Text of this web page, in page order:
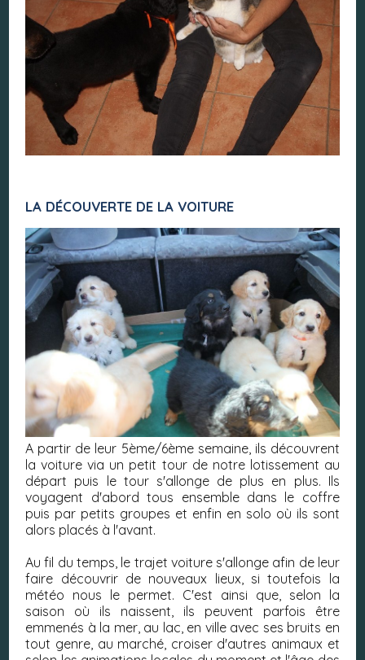
LA DÉCOUVERTE DE LA VOITURE
A partir de leur 5ème/6ème semaine, ils découvrent
la voiture via un petit tour de notre lotissement au
départ puis le tour s'allonge de plus en plus. Ils
voyagent d'abord tous ensemble dans le coffre
puis par petits groupes et enfin en solo où ils sont
alors placés à l'avant.
Au fil du temps, le trajet voiture s'allonge afin de leur
faire découvrir de nouveaux lieux, si toutefois la
météo nous le permet. C'est ainsi que, selon la
saison où ils naissent, ils peuvent parfois être
emmenés à la mer, au lac, en ville avec ses bruits en
tout genre, au marché, croiser d'autres animaux et